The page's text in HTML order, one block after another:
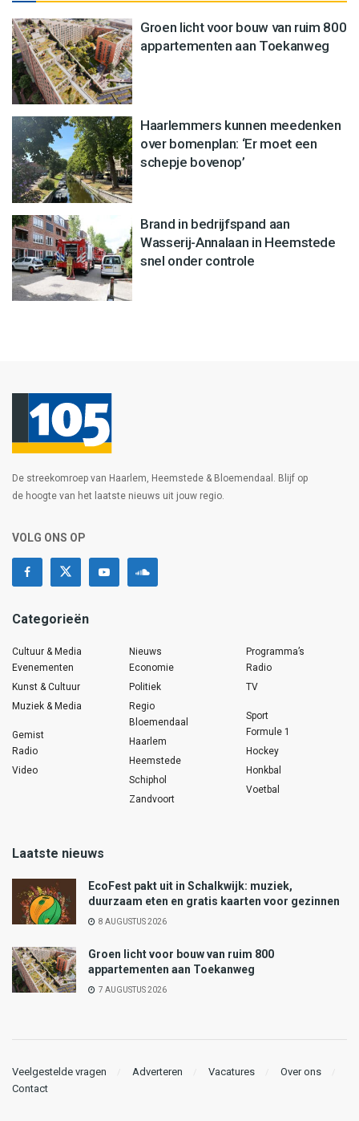
Groen licht voor bouw van ruim 800
appartementen aan Toekanweg
Haarlemmers kunnen meedenken
over bomenplan: ‘Er moet een
schepje bovenop’
Brand in bedrijfspand aan
Wasserij-Annalaan in Heemstede
snel onder controle
De streekomroep van Haarlem, Heemstede & Bloemendaal. Blijf op
de hoogte van het laatste nieuws uit jouw regio.
VOLG ONS OP
Categorieën
Cultuur & Media
Evenementen
Kunst & Cultuur
Muziek & Media
Gemist
Radio
Video
Nieuws
Economie
Politiek
Regio
Bloemendaal
Haarlem
Heemstede
Schiphol
Zandvoort
Programma’s
Radio
TV
Sport
Formule 1
Hockey
Honkbal
Voetbal
Laatste nieuws
EcoFest pakt uit in Schalkwijk: muziek,
duurzaam eten en gratis kaarten voor gezinnen
8 AUGUSTUS 2026
Groen licht voor bouw van ruim 800
appartementen aan Toekanweg
7 AUGUSTUS 2026
Veelgestelde vragen Adverteren Vacatures
Over ons
Contact